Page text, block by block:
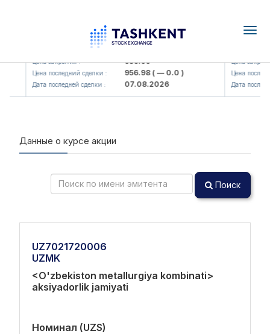
KFSKP (<Kafolat sug'urta kompaniyasi> AJ)
Цена закрытия : 936.99
Цена последний сделки : 956.98( — 0.0 )
Дата последней сделки : 07.08.2026
Цена
Цена
Дата
Данные о курсе акции
Поиск
UZ7021720006
UZMK
<O'zbekiston metallurgiya kombinati>
aksiyadorlik jamiyati
Номинал (UZS)